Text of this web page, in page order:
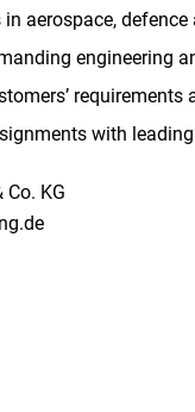
aerospace, defence
engineering
with
Co. KG